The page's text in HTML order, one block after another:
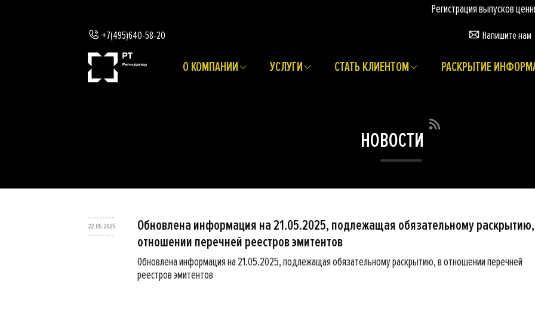
Регистрация выпусков ценных
+7(495)640-58-20 Напишите нам
О КОМПАНИИ УСЛУГИ СТАТЬ КЛИЕНТОМ РАСКРЫТИЕ
НОВОСТИ
22.05.2025
Обновлена информация на 21.05.2025, подлежащая обязательному
отношении перечней реестров эмитентов
Обновлена информация на 21.05.2025, подлежащая обязательному раскрытию, в отношении перечней
реестров эмитентов